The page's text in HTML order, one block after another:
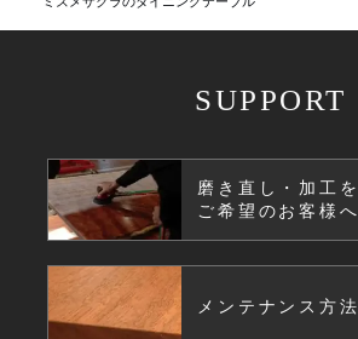
SUPPORT
磨き直し・加工を
ご希望のお客様へ
メンテナンス方法